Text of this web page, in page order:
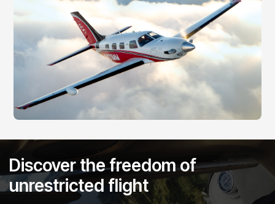
Discover the freedom of
unrestricted flight